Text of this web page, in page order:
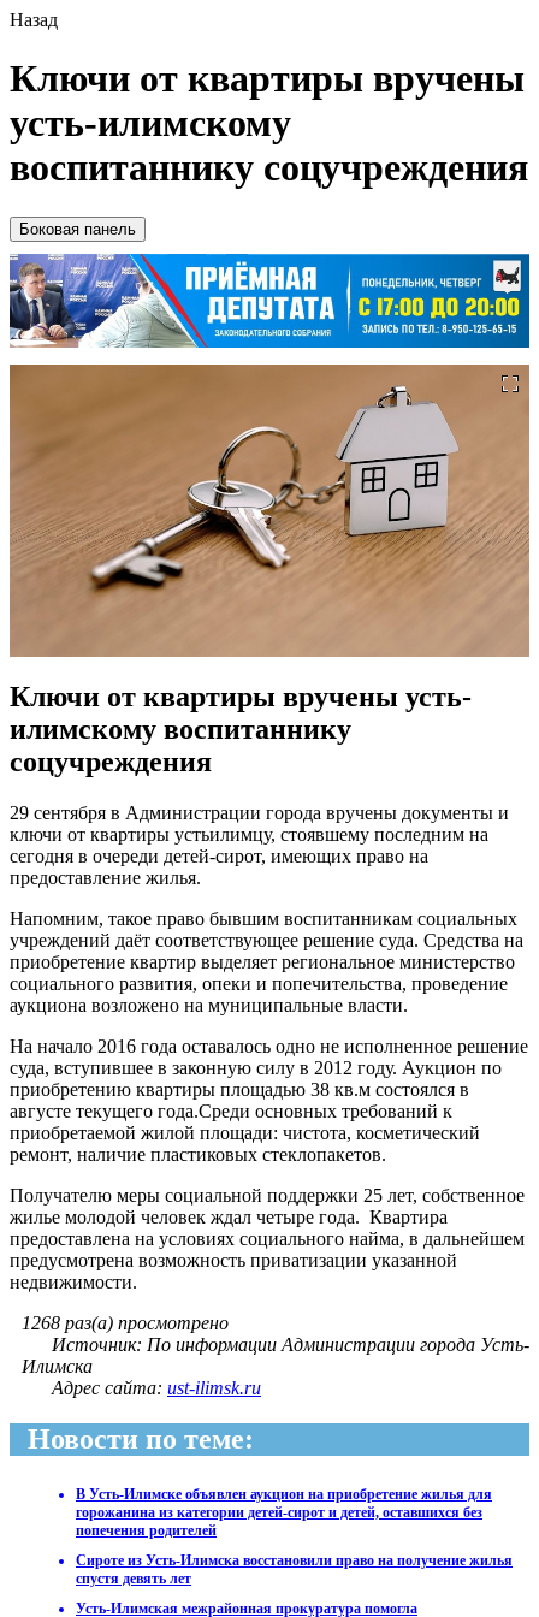
Назад
Ключи от квартиры вручены
усть-илимскому
воспитаннику соцучреждения
Боковая панель
Ключи от квартиры вручены усть-
илимскому воспитаннику
соцучреждения
29 сентября в Администрации города вручены документы и
ключи от квартиры устьилимцу, стоявшему последним на
сегодня в очереди детей-сирот, имеющих право на
предоставление жилья.
Напомним, такое право бывшим воспитанникам социальных
учреждений даёт соответствующее решение суда. Средства на
приобретение квартир выделяет региональное министерство
социального развития, опеки и попечительства, проведение
аукциона возложено на муниципальные власти.
На начало 2016 года оставалось одно не исполненное решение
суда, вступившее в законную силу в 2012 году. Аукцион по
приобретению квартиры площадью 38 кв.м состоялся в
августе текущего года.Среди основных требований к
приобретаемой жилой площади: чистота, косметический
ремонт, наличие пластиковых стеклопакетов.
Получателю меры социальной поддержки 25 лет, собственное
жилье молодой человек ждал четыре года. Квартира
предоставлена на условиях социального найма, в дальнейшем
предусмотрена возможность приватизации указанной
недвижимости.
1268 раз(а) просмотрено
Источник: По информации Администрации города Усть-
Илимска
Адрес сайта: ust-ilimsk.ru
Новости по теме:
В Усть-Илимске объявлен аукцион на приобретение жилья для
горожанина из категории детей-сирот и детей, оставшихся без
попечения родителей
Сироте из Усть-Илимска восстановили право на получение жилья
спустя девять лет
Усть-Илимская межрайонная прокуратура помогла